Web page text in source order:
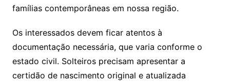
famílias contemporâneas em nossa região.
Os interessados devem ficar atentos à
documentação necessária, que varia conforme o
estado civil. Solteiros precisam apresentar a
certidão de nascimento original e atualizada